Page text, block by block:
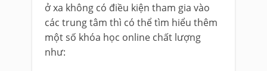
ở xa không có điều kiện tham gia vào
các trung tâm thì có thể tìm hiểu thêm
một số khóa học online chất lượng
như: